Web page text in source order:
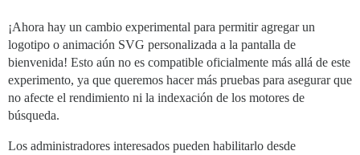
¡Ahora hay un cambio experimental para permitir agregar un
logotipo o animación SVG personalizada a la pantalla de
bienvenida! Esto aún no es compatible oficialmente más allá de este
experimento, ya que queremos hacer más pruebas para asegurar que
no afecte el rendimiento ni la indexación de los motores de
búsqueda.
Los administradores interesados pueden habilitarlo desde